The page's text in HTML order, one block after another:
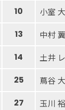
10 小室
13 中村 翼
14 土井
25 蔦谷
27 玉川